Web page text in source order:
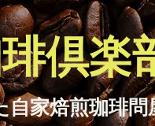
倶楽
家焙煎珈琲問